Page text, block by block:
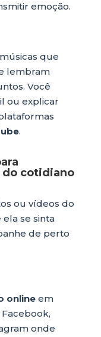
emoção.
que
lembram
Você
ou explicar
.
cotidiano
ou vídeos do
se sinta
de perto
onlineem
onde